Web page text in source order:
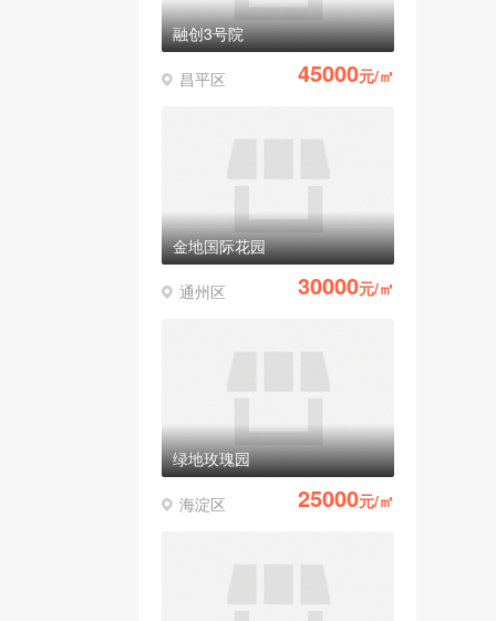
融创3号院
昌平区 45000元/㎡
金地国际花园
通州区 30000元/㎡
绿地玫瑰园
海淀区 25000元/㎡